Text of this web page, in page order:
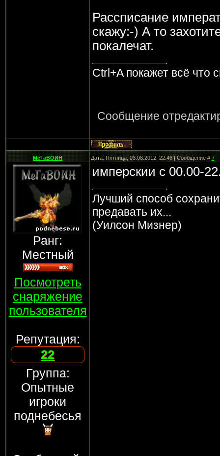
Рассписание
скажу:-) А то
покалечат.
Ctrl+A покажет всё что
Сообщение
МеГаВОИН Дата: Пятница, 03.08.2012, 22:46 | Сообщение #7
Ранг:
Местный
Посмотреть
снаряжение
пользователя
Репутация:
22
Группа:
Опытные
игроки
поднебесья
имперскии с 00.00-
Лучший способ
предавать их...
(Уилсон Мизнер)